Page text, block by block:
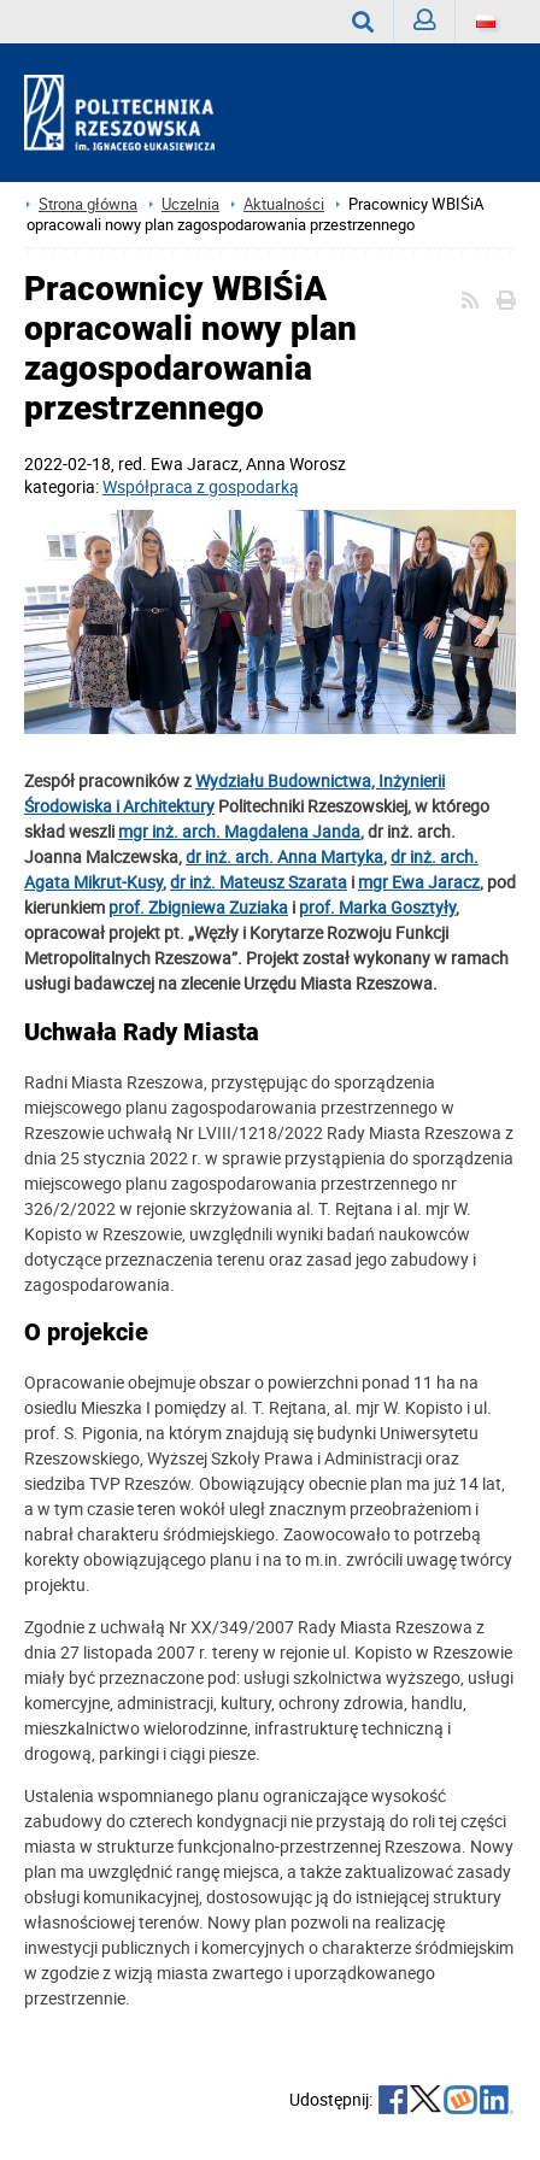
Strona główna Uczelnia Aktualności
Pracownicy WBIŚiA
opracowali nowy plan zagospodarowania przestrzennego
Pracownicy WBIŚiA
opracowali nowy plan
zagospodarowania
przestrzennego
2022-02-18, red. Ewa Jaracz, Anna Worosz
kategoria:Współpraca z gospodarką
Zespół pracowników zWydziału Budownictwa, Inżynierii
Środowiska i Architektury Politechniki Rzeszowskiej, w którego
skład weszli mgr inż. arch. Magdalena Janda, dr inż. arch.
Joanna Malczewska,dr inż. arch. Anna Martyka,dr inż. arch.
Agata Mikrut-Kusy,dr inż. Mateusz Szarata i mgr Ewa Jaracz, pod
kierunkiem prof. Zbigniewa Zuziaka i prof. Marka Gosztyły,
opracował projekt pt. „Węzły i Korytarze Rozwoju Funkcji
Metropolitalnych Rzeszowa”. Projekt został wykonany w ramach
usługi badawczej na zlecenie Urzędu Miasta Rzeszowa.
Uchwała Rady Miasta
Radni Miasta Rzeszowa, przystępując do sporządzenia
miejscowego planu zagospodarowania przestrzennego w
Rzeszowie uchwałą Nr LVIII/1218/2022 Rady Miasta Rzeszowa z
dnia 25 stycznia 2022 r. w sprawie przystąpienia do sporządzenia
miejscowego planu zagospodarowania przestrzennego nr
326/2/2022 w rejonie skrzyżowania al. T. Rejtana i al. mjr W.
Kopisto w Rzeszowie, uwzględnili wyniki badań naukowców
dotyczące przeznaczenia terenu oraz zasad jego zabudowy i
zagospodarowania.
O projekcie
Opracowanie obejmuje obszar o powierzchni ponad 11 ha na
osiedlu Mieszka I pomiędzy al. T. Rejtana, al. mjr W. Kopisto i ul.
prof. S. Pigonia, na którym znajdują się budynki Uniwersytetu
Rzeszowskiego, Wyższej Szkoły Prawa i Administracji oraz
siedziba TVP Rzeszów. Obowiązujący obecnie plan ma już 14 lat,
a w tym czasie teren wokół uległ znacznym przeobrażeniom i
nabrał charakteru śródmiejskiego. Zaowocowało to potrzebą
korekty obowiązującego planu i na to m.in. zwrócili uwagę twórcy
projektu.
Zgodnie z uchwałą Nr XX/349/2007 Rady Miasta Rzeszowa z
dnia 27 listopada 2007 r. tereny w rejonie ul. Kopisto w Rzeszowie
miały być przeznaczone pod: usługi szkolnictwa wyższego, usługi
komercyjne, administracji, kultury, ochrony zdrowia, handlu,
mieszkalnictwo wielorodzinne, infrastrukturę techniczną i
drogową, parkingi i ciągi piesze.
Ustalenia wspomnianego planu ograniczające wysokość
zabudowy do czterech kondygnacji nie przystają do roli tej części
miasta w strukturze funkcjonalno-przestrzennej Rzeszowa. Nowy
plan ma uwzględnić rangę miejsca, a także zaktualizować zasady
obsługi komunikacyjnej, dostosowując ją do istniejącej struktury
własnościowej terenów. Nowy plan pozwoli na realizację
inwestycji publicznych i komercyjnych o charakterze śródmiejskim
w zgodzie z wizją miasta zwartego i uporządkowanego
przestrzennie.
Udostępnij: